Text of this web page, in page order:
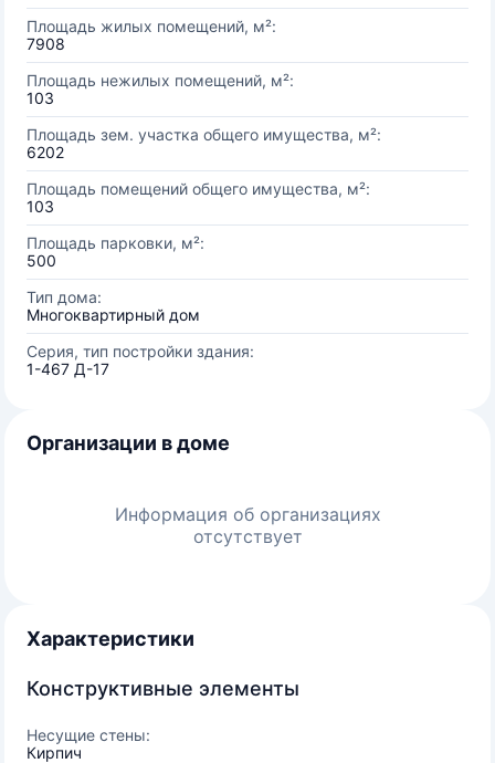
Площадь жилых помещений, м²:
7908
Площадь нежилых помещений, м²:
103
Площадь зем. участка общего имущества, м²:
6202
Площадь помещений общего имущества, м²:
103
Площадь парковки, м²:
500
Тип дома:
Многоквартирный дом
Серия, тип постройки здания:
1-467 Д-17
Организации в доме
Информация об организациях
отсутствует
Характеристики
Конструктивные элементы
Несущие стены:
Кирпич